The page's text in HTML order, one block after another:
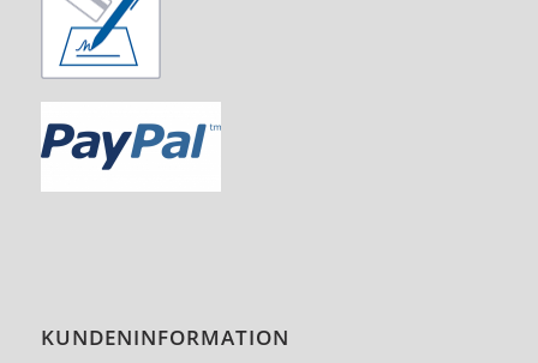
KUNDENINFORMATION